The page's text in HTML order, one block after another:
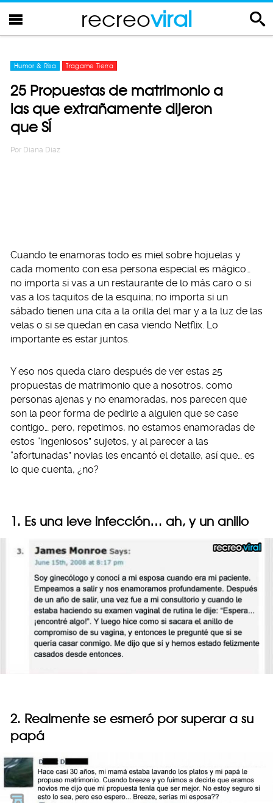
recreoviral
Humor & Risa Tragame Tierra
25 Propuestas de matrimonio a
las que extrañamente dijeron
que SÍ
Por Diana Diaz
Cuando te enamoras todo es miel sobre hojuelas y
cada momento con esa persona especial es mágico…
no importa si vas a un restaurante de lo más caro o si
vas a los taquitos de la esquina; no importa si un
sábado tienen una cita a la orilla del mar y a la luz de las
velas o si se quedan en casa viendo Netflix. Lo
importante es estar juntos.
Y eso nos queda claro después de ver estas 25
propuestas de matrimonio que a nosotros, como
personas ajenas y no enamoradas, nos parecen que
son la peor forma de pedirle a alguien que se case
contigo… pero, repetimos, no estamos enamoradas de
estos “ingeniosos” sujetos, y al parecer a las
“afortunadas” novias les encantó el detalle, así que… es
lo que cuenta, ¿no?
1. Es una leve infección… ah, y un anillo
2. Realmente se esmeró por superar a su
papá